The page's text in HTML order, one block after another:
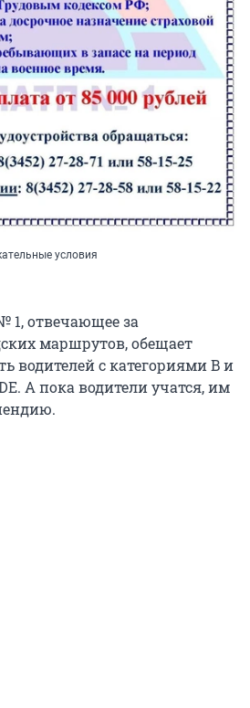
условия
1, отвечающее за
маршрутов, обещает
водителей с категориями B и
А пока водители учатся, им